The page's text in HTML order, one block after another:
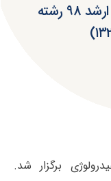
دانلود سوالات کنکور کارشناسی ارشد ۹۸ رشته
۹۸ رشته اکوهیدرولوژی برگزار شد.